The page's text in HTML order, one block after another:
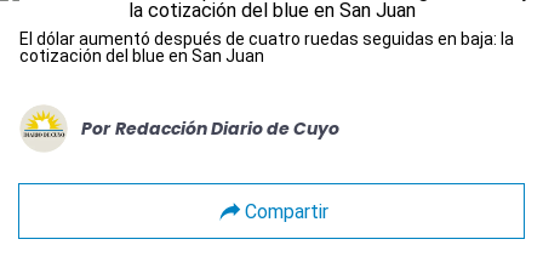
El dólar aumentó después de cuatro ruedas seguidas en baja: la
cotización del blue en San Juan
Por Redacción Diario de Cuyo
Compartir